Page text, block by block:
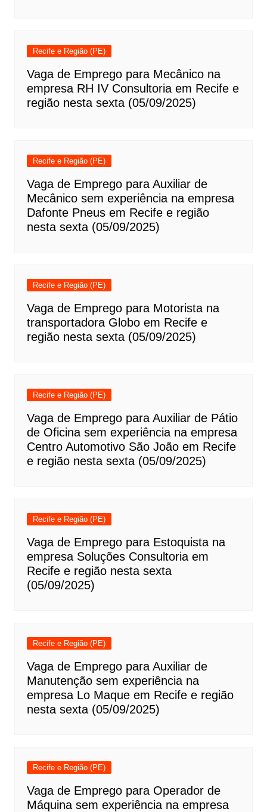
Recife e Região (PE)
Vaga de Emprego para Mecânico na
empresa RH IV Consultoria em Recife e
região nesta sexta (05/09/2025)
Recife e Região (PE)
Vaga de Emprego para Auxiliar de
Mecânico sem experiência na empresa
Dafonte Pneus em Recife e região
nesta sexta (05/09/2025)
Recife e Região (PE)
Vaga de Emprego para Motorista na
transportadora Globo em Recife e
região nesta sexta (05/09/2025)
Recife e Região (PE)
Vaga de Emprego para Auxiliar de Pátio
de Oficina sem experiência na empresa
Centro Automotivo São João em Recife
e região nesta sexta (05/09/2025)
Recife e Região (PE)
Vaga de Emprego para Estoquista na
empresa Soluções Consultoria em
Recife e região nesta sexta
(05/09/2025)
Recife e Região (PE)
Vaga de Emprego para Auxiliar de
Manutenção sem experiência na
empresa Lo Maque em Recife e região
nesta sexta (05/09/2025)
Recife e Região (PE)
Vaga de Emprego para Operador de
Máquina sem experiência na empresa